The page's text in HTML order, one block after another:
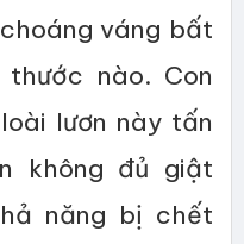
váng bất
nào. Con
lươn này tấn
không đủ giật
năng bị chết